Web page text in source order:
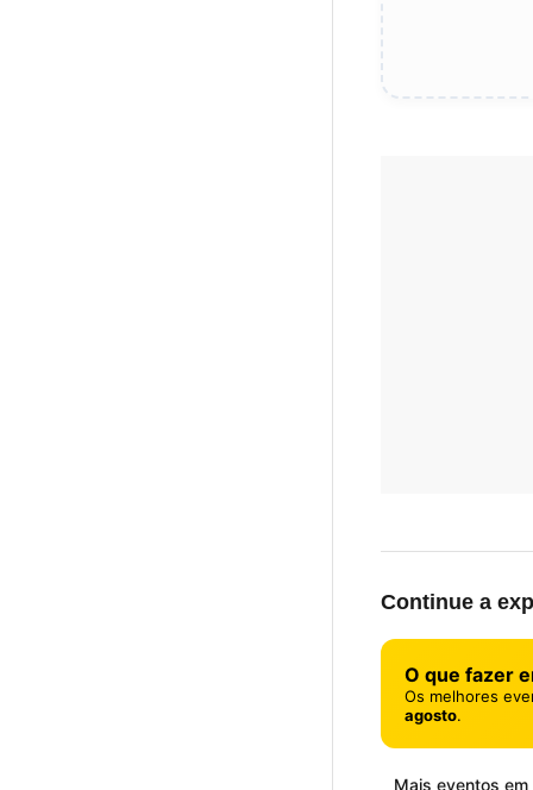
Continue a
O que fazer
Os melhores
agosto.
Mais eventos em